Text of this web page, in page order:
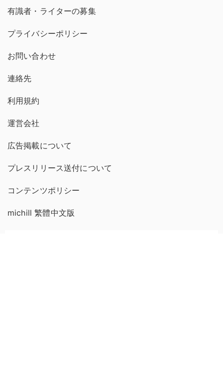
有識者・ライターの募集
プライバシーポリシー
お問い合わせ
連絡先
利用規約
運営会社
広告掲載について
プレスリリース送付について
コンテンツポリシー
michill 繁體中文版